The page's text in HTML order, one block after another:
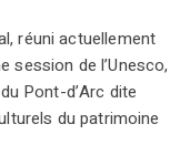
réuni actuellement
session de l’Unesco,
Pont-d’Arc dite
du patrimoine